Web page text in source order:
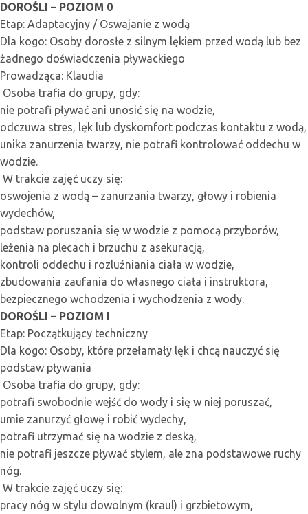
DOROŚLI – POZIOM 0
Etap: Adaptacyjny / Oswajanie z wodą
Dla kogo: Osoby dorosłe z silnym lękiem przed wodą lub bez
żadnego doświadczenia pływackiego
Prowadząca: Klaudia
Osoba trafia do grupy, gdy:
nie potrafi pływać ani unosić się na wodzie,
odczuwa stres, lęk lub dyskomfort podczas kontaktu z wodą,
unika zanurzenia twarzy, nie potrafi kontrolować oddechu w
wodzie.
W trakcie zajęć uczy się:
oswojenia z wodą – zanurzania twarzy, głowy i robienia
wydechów,
podstaw poruszania się w wodzie z pomocą przyborów,
leżenia na plecach i brzuchu z asekuracją,
kontroli oddechu i rozluźniania ciała w wodzie,
zbudowania zaufania do własnego ciała i instruktora,
bezpiecznego wchodzenia i wychodzenia z wody.
DOROŚLI – POZIOM I
Etap: Początkujący techniczny
Dla kogo: Osoby, które przełamały lęk i chcą nauczyć się
podstaw pływania
Osoba trafia do grupy, gdy:
potrafi swobodnie wejść do wody i się w niej poruszać,
umie zanurzyć głowę i robić wydechy,
potrafi utrzymać się na wodzie z deską,
nie potrafi jeszcze pływać stylem, ale zna podstawowe ruchy
nóg.
W trakcie zajęć uczy się:
pracy nóg w stylu dowolnym (kraul) i grzbietowym,